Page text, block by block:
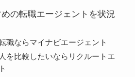
の転職エージェントを状況
職ならマイナビエージェント
を比較したいならリクルートエ